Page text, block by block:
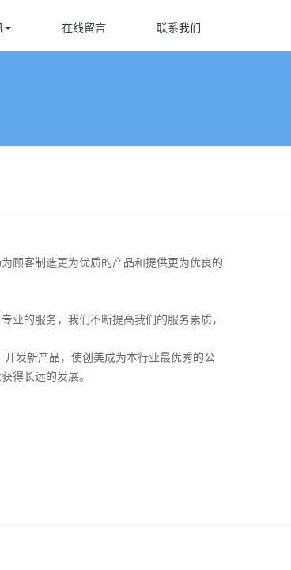
在线留言 联系我们
顾客制造更为优质的产品和提供更为优良的
业的服务，我们不断提高我们的服务素质，
发新产品，使创美成为本行业最优秀的公
得长远的发展。